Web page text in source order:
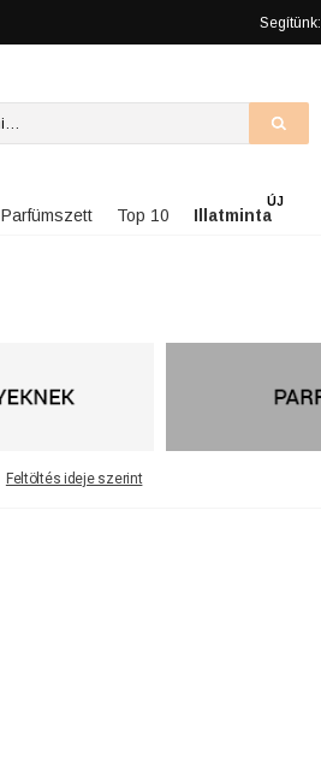
Segítünk:
Parfümszett Top 10 Illatminta
ÚJ
Feltöltés ideje szerint